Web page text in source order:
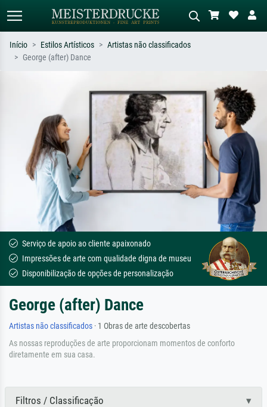
ex: Monet, Noite Estrelada,
impressionismo, onda de Hokusai, nu.
Descreva a cena – ex: prado verde,
abstrato com muito vermelho, pintura
a óleo escura, nu em pé ao lado de
uma árvore.
Início Estilos Artísticos
Artistas não classificados
George (after) Dance
Serviço de apoio ao cliente apaixonado
Impressões de arte com qualidade digna de museu
Disponibilização de opções de personalização
George (after) Dance
Artistas não classificados · 1 Obras de arte descobertas
As nossas reproduções de arte proporcionam momentos de conforto
diretamente em sua casa.
Filtros / Classificação